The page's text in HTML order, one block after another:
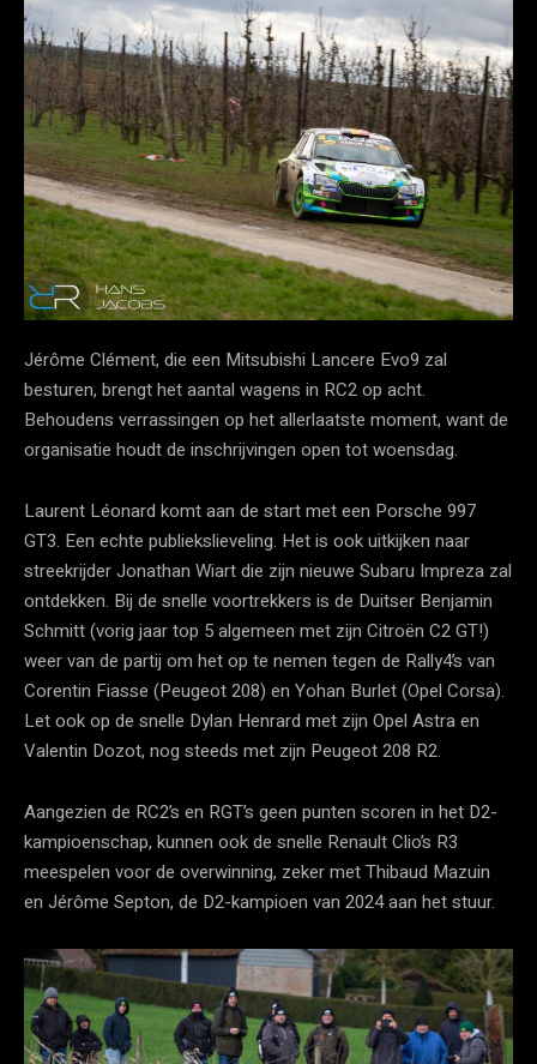
Jérôme Clément, die een Mitsubishi Lancere Evo9 zal
besturen, brengt het aantal wagens in RC2 op acht.
Behoudens verrassingen op het allerlaatste moment, want de
organisatie houdt de inschrijvingen open tot woensdag.
Laurent Léonard komt aan de start met een Porsche 997
GT3. Een echte publiekslieveling. Het is ook uitkijken naar
streekrijder Jonathan Wiart die zijn nieuwe Subaru Impreza zal
ontdekken. Bij de snelle voortrekkers is de Duitser Benjamin
Schmitt (vorig jaar top 5 algemeen met zijn Citroën C2 GT!)
weer van de partij om het op te nemen tegen de Rally4’s van
Corentin Fiasse (Peugeot 208) en Yohan Burlet (Opel Corsa).
Let ook op de snelle Dylan Henrard met zijn Opel Astra en
Valentin Dozot, nog steeds met zijn Peugeot 208 R2.
Aangezien de RC2’s en RGT’s geen punten scoren in het D2-
kampioenschap, kunnen ook de snelle Renault Clio’s R3
meespelen voor de overwinning, zeker met Thibaud Mazuin
en Jérôme Septon, de D2-kampioen van 2024 aan het stuur.